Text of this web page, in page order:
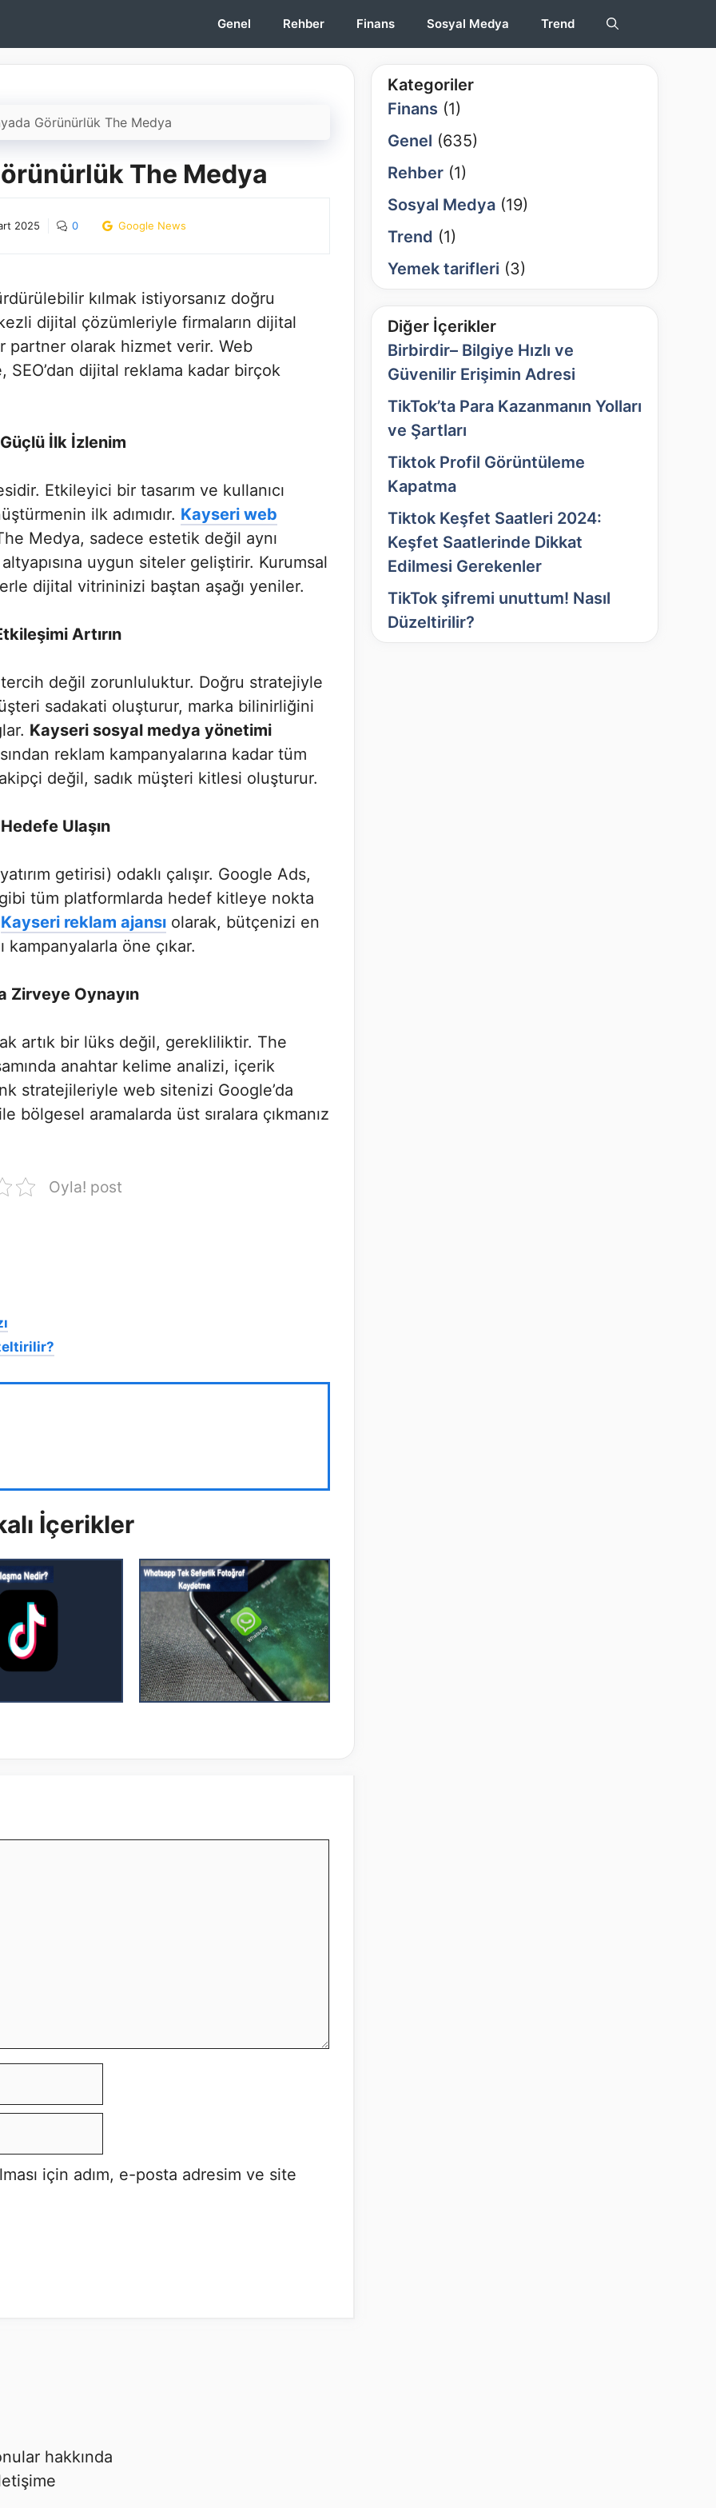
Genel Rehber Finans Sosyal Medya Trend
Görünürlük The Medya
The Medya
2025 0 Google News
kılmak istiyorsanız doğru
dijital çözümleriyle firmaların dijital
partner olarak hizmet verir. Web
dijital reklama kadar birçok
İlk İzlenim
Etkileyici bir tasarım ve kullanıcı
ilk adımıdır. Kayseri web
Medya, sadece estetik değil aynı
uygun siteler geliştirir. Kurumsal
dijital vitrininizi baştan aşağı yeniler.
Artırın
değil zorunluluktur. Doğru stratejiyle
sadakati oluşturur, marka bilinirliğini
Kayseri sosyal medya yönetimi
reklam kampanyalarına kadar tüm
değil, sadık müşteri kitlesi oluşturur.
Ulaşın
getirisi) odaklı çalışır. Google Ads,
tüm platformlarda hedef kitleye nokta
Kayseri reklam ajansı olarak, bütçenizi en
öne çıkar.
Zirveye Oynayın
artık bir lüks değil, gerekliliktir. The
anahtar kelime analizi, içerik
stratejileriyle web sitenizi Google’da
bölgesel aramalarda üst sıralara çıkmanız
Oyla! post
İçerikler
için adım, e-posta adresim ve site
Kategoriler
Finans (1)
Genel (635)
Rehber (1)
Sosyal Medya (19)
Trend (1)
Yemek tarifleri (3)
Diğer İçerikler
Birbirdir– Bilgiye Hızlı ve
Güvenilir Erişimin Adresi
TikTok’ta Para Kazanmanın Yolları
ve Şartları
Tiktok Profil Görüntüleme
Kapatma
Tiktok Keşfet Saatleri 2024:
Keşfet Saatlerinde Dikkat
Edilmesi Gerekenler
TikTok şifremi unuttum! Nasıl
Düzeltirilir?
hakkında